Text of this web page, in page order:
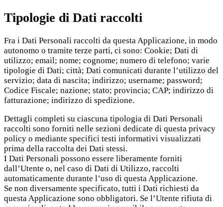
Tipologie di Dati raccolti
Fra i Dati Personali raccolti da questa Applicazione, in modo
autonomo o tramite terze parti, ci sono: Cookie; Dati di
utilizzo; email; nome; cognome; numero di telefono; varie
tipologie di Dati; città; Dati comunicati durante l’utilizzo del
servizio; data di nascita; indirizzo; username; password;
Codice Fiscale; nazione; stato; provincia; CAP; indirizzo di
fatturazione; indirizzo di spedizione.
Dettagli completi su ciascuna tipologia di Dati Personali
raccolti sono forniti nelle sezioni dedicate di questa privacy
policy o mediante specifici testi informativi visualizzati
prima della raccolta dei Dati stessi.
I Dati Personali possono essere liberamente forniti
dall’Utente o, nel caso di Dati di Utilizzo, raccolti
automaticamente durante l’uso di questa Applicazione.
Se non diversamente specificato, tutti i Dati richiesti da
questa Applicazione sono obbligatori. Se l’Utente rifiuta di